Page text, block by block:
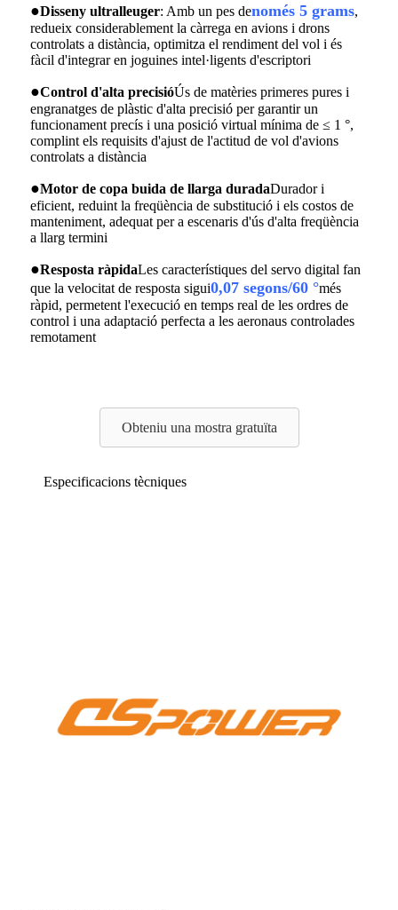
●Disseny ultralleuger: Amb un pes denomés 5 grams,
redueix considerablement la càrrega en avions i drons
controlats a distància, optimitza el rendiment del vol i és
fàcil d'integrar en joguines intel·ligents d'escriptori
●Control d'alta precisióÚs de matèries primeres pures i
engranatges de plàstic d'alta precisió per garantir un
funcionament precís i una posició virtual mínima de ≤ 1 °,
complint els requisits d'ajust de l'actitud de vol d'avions
controlats a distància
●Motor de copa buida de llarga duradaDurador i
eficient, reduint la freqüència de substitució i els costos de
manteniment, adequat per a escenaris d'ús d'alta freqüència
a llarg termini
●Resposta ràpidaLes característiques del servo digital fan
que la velocitat de resposta sigui0,07 segons/60 °més
ràpid, permetent l'execució en temps real de les ordres de
control i una adaptació perfecta a les aeronaus controlades
remotament
Obteniu una mostra gratuïta
Especificacions tècniques